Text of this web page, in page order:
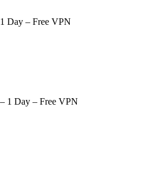
Day – Free VPN
1 Day – Free VPN